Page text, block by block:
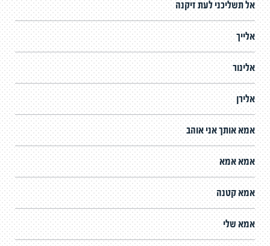
אל תשליכני לעת זיקנה
אלייך
אלינור
אלירן
אמא אותך אני אוהב
אמא אמא
אמא קטנה
אמא שלי